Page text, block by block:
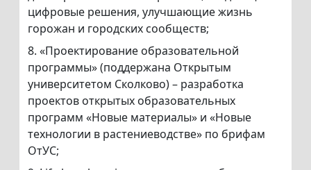
цифровые решения, улучшающие жизнь
горожан и городских сообществ;
8. «Проектирование образовательной
программы» (поддержана Открытым
университетом Сколково) – разработка
проектов открытых образовательных
программ «Новые материалы» и «Новые
технологии в растениеводстве» по брифам
ОтУС;